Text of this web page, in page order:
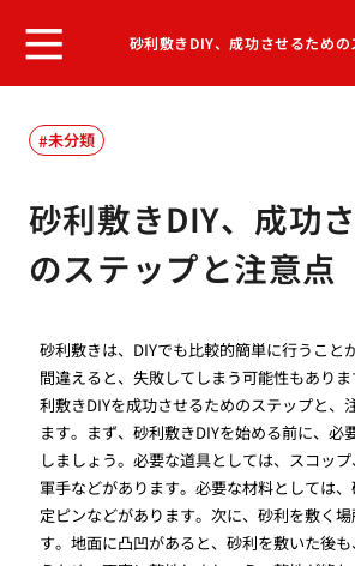
砂利敷きDIY、成功させるため
未分類
砂利敷きDIY、成功
のステップと注意点
砂利敷きは、DIYでも比較的簡単に行うこと
間違えると、失敗してしまう可能性もあり
利敷きDIYを成功させるためのステップと、
ます。まず、砂利敷きDIYを始める前に、必
しましょう。必要な道具としては、スコップ
軍手などがあります。必要な材料としては
定ピンなどがあります。次に、砂利を敷く
す。地面に凸凹があると、砂利を敷いた後